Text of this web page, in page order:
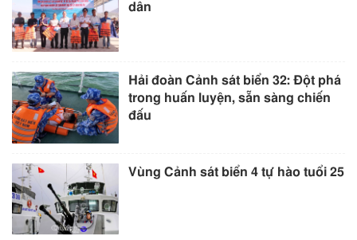
dân
Hải đoàn Cảnh sát biển 32: Đột phá
trong huấn luyện, sẵn sàng chiến
đấu
Vùng Cảnh sát biển 4 tự hào tuổi 25